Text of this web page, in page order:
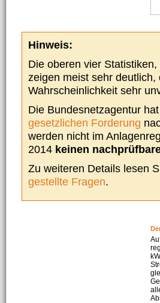
Hinweis:
Die oberen vier
zeigen meist sehr
Wahrscheinlichkeit sehr
Die Bundesnetzagentur
gesetzlichen Forderung
werden nicht im
2014 keinen
Zu weiteren Details lesen
gestellte Fragen.